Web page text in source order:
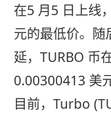
在5 月5 日上线
元的最低价。
延，TURBO 币
0.00300413 美
目前，Turbo